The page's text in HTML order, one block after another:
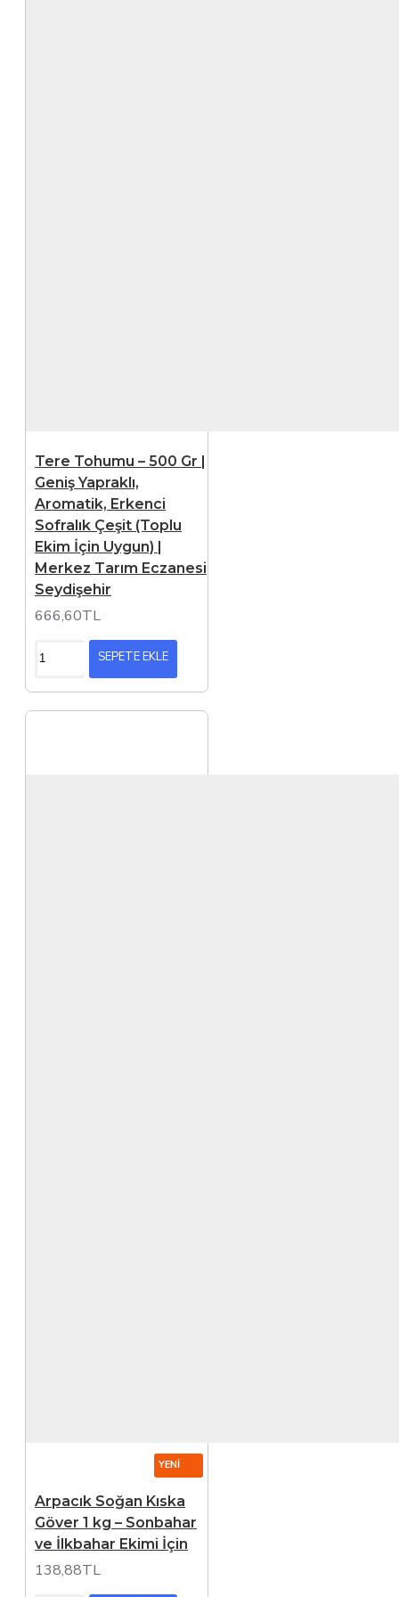
Tere Tohumu – 500 Gr |
Geniş Yapraklı,
Aromatik, Erkenci
Sofralık Çeşit (Toplu
Ekim İçin Uygun) |
Merkez Tarım Eczanesi
Seydişehir
666,60TL
SEPETE EKLE
YENI
Arpacık Soğan Kıska
Göver 1 kg – Sonbahar
ve İlkbahar Ekimi İçin
138,88TL